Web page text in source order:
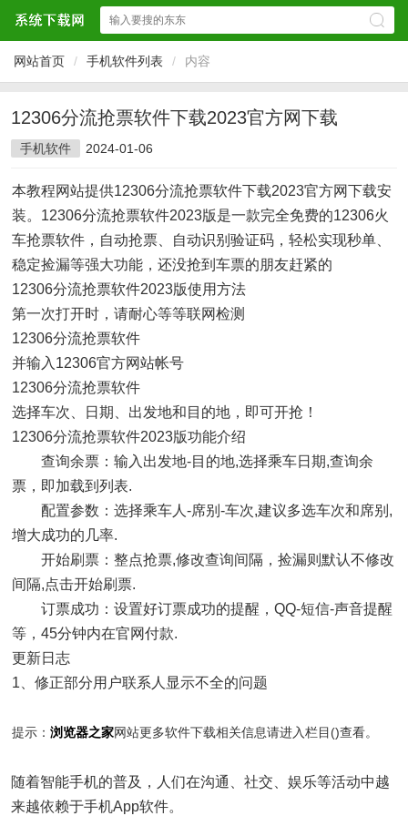
网站首页 / 手机软件列表 / 内容
12306分流抢票软件下载2023官方网下载
手机软件 2024-01-06
本教程网站提供12306分流抢票软件下载2023官方网下载安
装。12306分流抢票软件2023版是一款完全免费的12306火
车抢票软件，自动抢票、自动识别验证码，轻松实现秒单、
稳定捡漏等强大功能，还没抢到车票的朋友赶紧的
12306分流抢票软件2023版使用方法
第一次打开时，请耐心等等联网检测
12306分流抢票软件
并输入12306官方网站帐号
12306分流抢票软件
选择车次、日期、出发地和目的地，即可开抢！
12306分流抢票软件2023版功能介绍
查询余票：输入出发地-目的地,选择乘车日期,查询余
票，即加载到列表.
配置参数：选择乘车人-席别-车次,建议多选车次和席别,
增大成功的几率.
开始刷票：整点抢票,修改查询间隔，捡漏则默认不修改
间隔,点击开始刷票.
订票成功：设置好订票成功的提醒，QQ-短信-声音提醒
等，45分钟内在官网付款.
更新日志
1、修正部分用户联系人显示不全的问题
提示： 浏览器之家网站更多软件下载相关信息请进入栏目()查看。
随着智能手机的普及，人们在沟通、社交、娱乐等活动中越
来越依赖于手机App软件。